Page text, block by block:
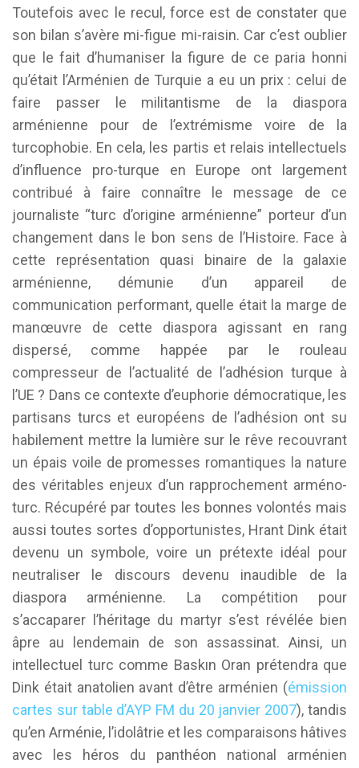
Toutefois avec le recul, force est de constater que
son bilan s’avère mi-figue mi-raisin. Car c’est oublier
que le fait d’humaniser la figure de ce paria honni
qu’était l’Arménien de Turquie a eu un prix : celui de
faire passer le militantisme de la diaspora
arménienne pour de l’extrémisme voire de la
turcophobie. En cela, les partis et relais intellectuels
d’influence pro-turque en Europe ont largement
contribué à faire connaître le message de ce
journaliste “turc d’origine arménienne” porteur d’un
changement dans le bon sens de l’Histoire. Face à
cette représentation quasi binaire de la galaxie
arménienne, démunie d’un appareil de
communication performant, quelle était la marge de
manœuvre de cette diaspora agissant en rang
dispersé, comme happée par le rouleau
compresseur de l’actualité de l’adhésion turque à
l’UE ? Dans ce contexte d’euphorie démocratique, les
partisans turcs et européens de l’adhésion ont su
habilement mettre la lumière sur le rêve recouvrant
un épais voile de promesses romantiques la nature
des véritables enjeux d’un rapprochement arméno-
turc. Récupéré par toutes les bonnes volontés mais
aussi toutes sortes d’opportunistes, Hrant Dink était
devenu un symbole, voire un prétexte idéal pour
neutraliser le discours devenu inaudible de la
diaspora arménienne. La compétition pour
s’accaparer l’héritage du martyr s’est révélée bien
âpre au lendemain de son assassinat. Ainsi, un
intellectuel turc comme Baskın Oran prétendra que
Dink était anatolien avant d’être arménien (émission
cartes sur table d’AYP FM du 20 janvier 2007), tandis
qu’en Arménie, l’idolâtrie et les comparaisons hâtives
avec les héros du panthéon national arménien